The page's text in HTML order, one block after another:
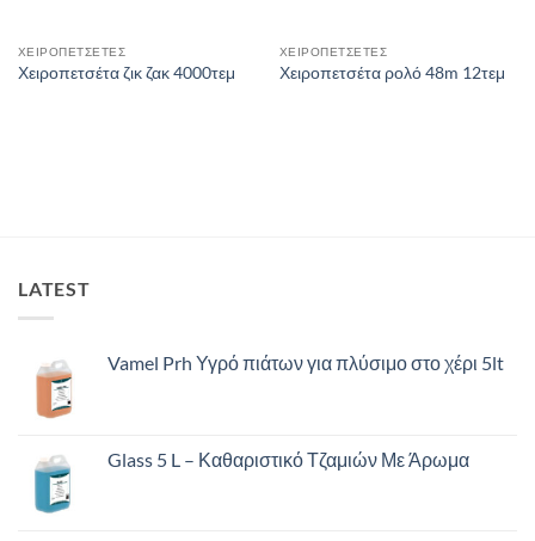
ΧΕΙΡΟΠΕΤΣΕΤΕΣ
Χειροπετσέτα ζικ ζακ 4000τεμ
ΧΕΙΡΟΠΕΤΣΕΤΕΣ
Χειροπετσέτα ρολό 48m 12τεμ
LATEST
Vamel Prh Υγρό πιάτων για πλύσιμο στο χέρι 5lt
Glass 5 L – Καθαριστικό Τζαμιών Με Άρωμα